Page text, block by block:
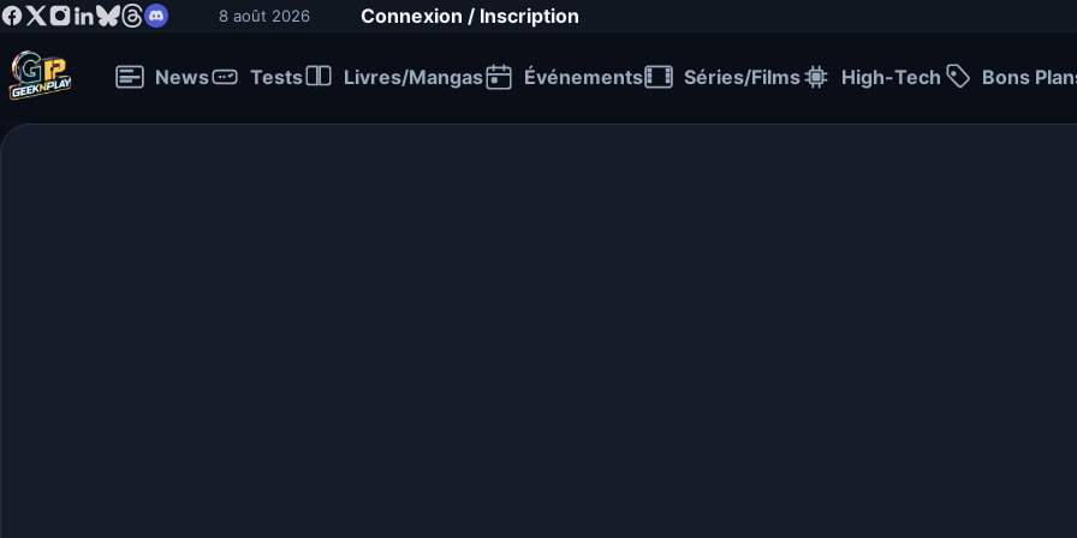
8 août 2026 Connexion / Inscription
News Tests Livres/Mangas Événements Séries/Films High-Tech Bons